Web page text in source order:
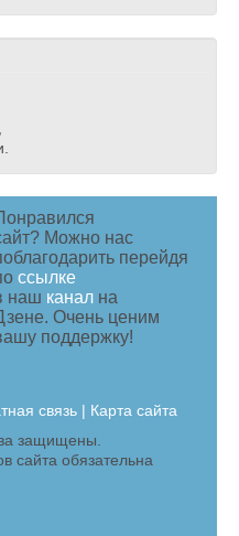
Можно нас
перейдя
ссылке
наш канал на
Очень ценим
поддержку!
связь | Карта сайта
защищены.
сайта обязательна